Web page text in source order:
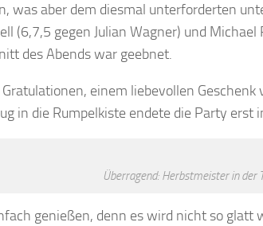
was aber dem diesmal unterforderten
(6,7,5 gegen Julian Wagner) und
des Abends war geebnet.
einem liebevollen
in die Rumpelkiste endete die Party erst
Überragend: Herbstmeister in der
genießen, denn es wird nicht so